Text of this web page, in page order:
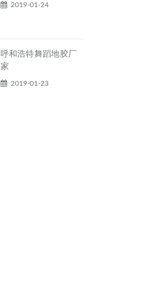
2019-01-24
呼和浩特舞蹈地胶厂
家
2019-01-23